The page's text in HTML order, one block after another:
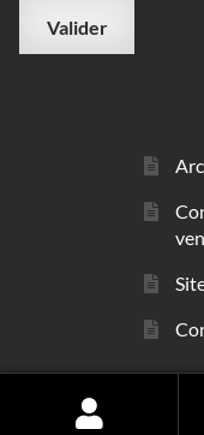
© sarl Les